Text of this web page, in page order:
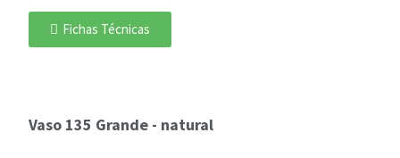
Fichas Técnicas
Vaso 135 Grande - natural